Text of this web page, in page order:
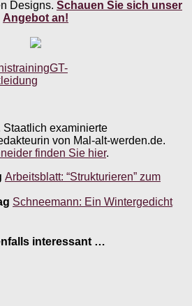
Designs. Schauen Sie sich unser
Angebot an!
GT-
examinierte
von Mal-alt-werden.de.
finden Sie hier.
Arbeitsblatt: “Strukturieren” zum
Schneemann: Ein Wintergedicht
interessant …